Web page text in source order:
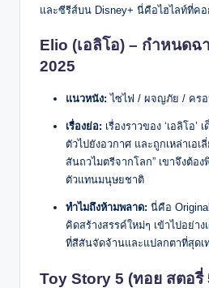
และซีรีส์บน Disney+ นี่คือไฮไลท์ที่ค
Elio (เอลิโอ) – กำหนดฉ
2025
แนวหนัง: ไซไฟ / ผจญภัย / คร
เรื่องย่อ: เรื่องราวของ ‘เอลิโอ
ตัวไปยังอวกาศ และถูกเหล่าเอเ
สันถวไมตรีจากโลก” เขาจึงต้อง
ตัวแทนมนุษยชาติ
ทำไมถึงห้ามพลาด: นี่คือ
คิดสร้างสรรค์ใหม่ๆ เข้าไปอย่า
ที่สีสันจัดจ้านและแปลกตาที่สุดเ
Toy Story 5 (ทอย สตอ